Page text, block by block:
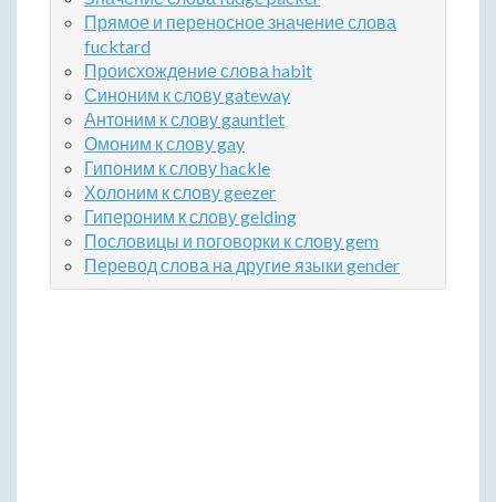
Прямое и переносное значение слова
fucktard
Происхождение слова habit
Синоним к слову gateway
Антоним к слову gauntlet
Омоним к слову gay
Гипоним к слову hackle
Холоним к слову geezer
Гипероним к слову gelding
Пословицы и поговорки к слову gem
Перевод слова на другие языки gender